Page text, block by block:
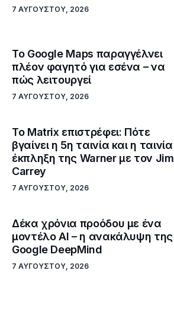
7 ΑΥΓΟΎΣΤΟΥ, 2026
Το Google Maps παραγγέλνει
πλέον φαγητό για εσένα – να
πώς λειτουργεί
7 ΑΥΓΟΎΣΤΟΥ, 2026
Το Matrix επιστρέφει: Πότε
βγαίνει η 5η ταινία και η ταινία
έκπληξη της Warner με τον Jim
Carrey
7 ΑΥΓΟΎΣΤΟΥ, 2026
Δέκα χρόνια προόδου με ένα
μοντέλο ΑΙ – η ανακάλυψη της
Google DeepMind
7 ΑΥΓΟΎΣΤΟΥ, 2026